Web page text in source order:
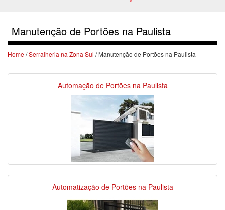
Manutenção de Portões na Paulista
Home/Serralheria na Zona Sul / Manutenção de Portões na Paulista
Automação de Portões na Paulista
Automatização de Portões na Paulista